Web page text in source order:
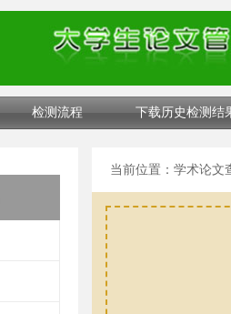
检测流程 下载历史检测结
当前位置： 学术论文